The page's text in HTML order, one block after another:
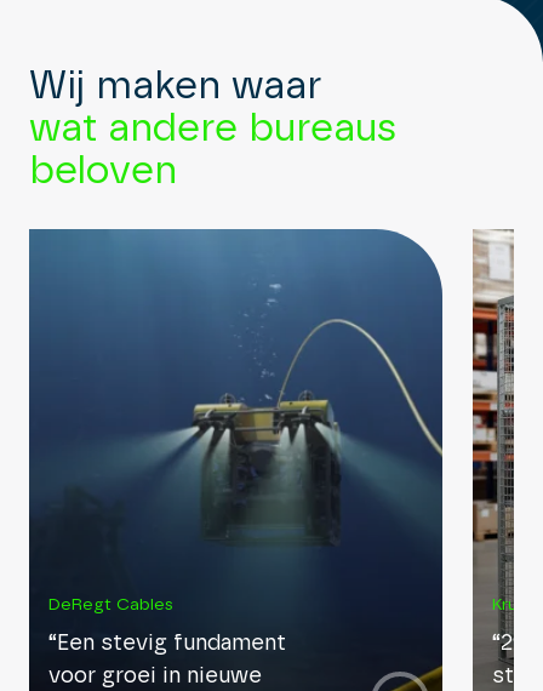
Wij maken waar
wat andere bureaus
beloven
DeRegt Cables
“Een stevig fundament
voor groei in nieuwe